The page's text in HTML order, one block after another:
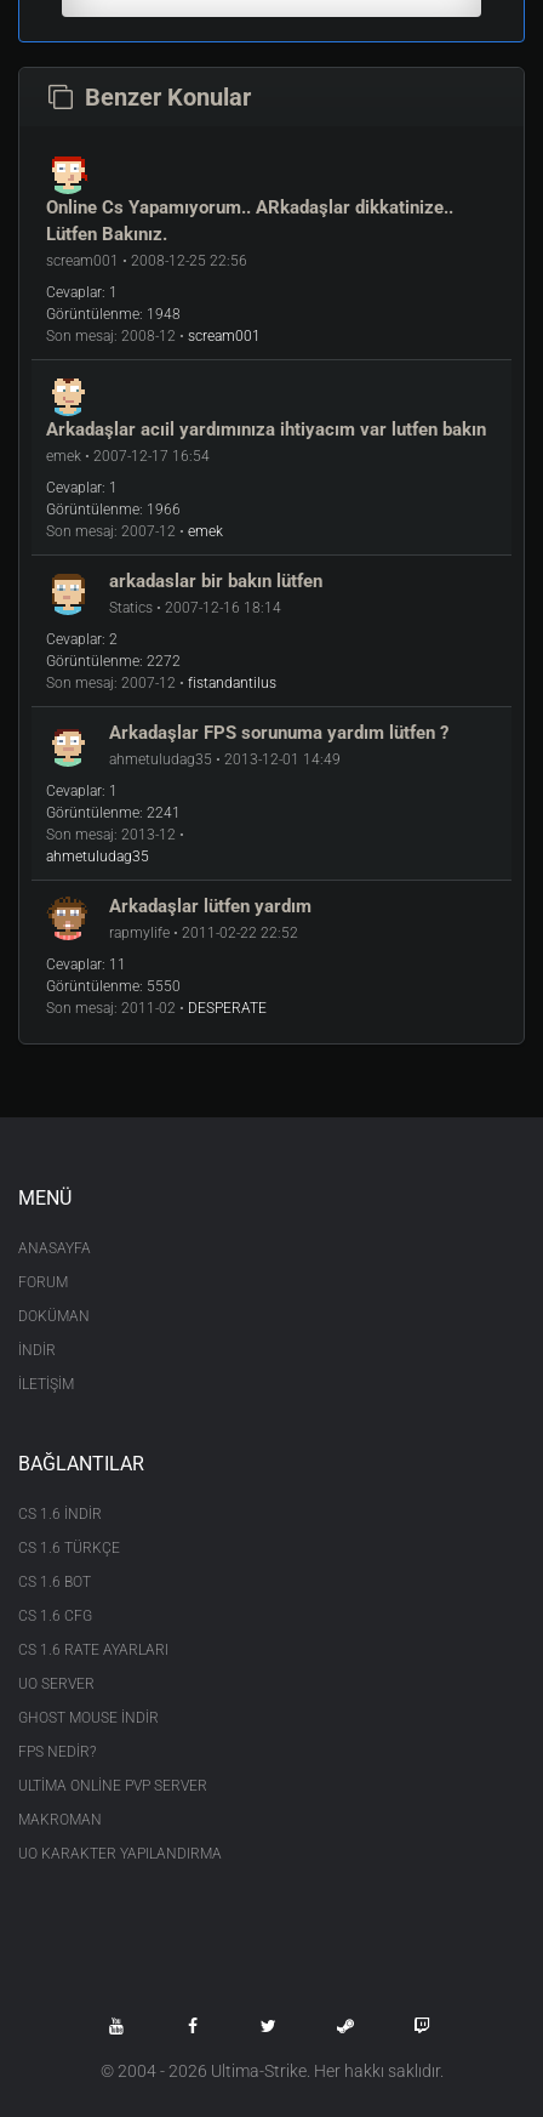
Benzer Konular
Online Cs Yapamıyorum.. ARkadaşlar dikkatinize..
Lütfen Bakınız.
scream001 • 2008-12-25 22:56
Cevaplar: 1
Görüntülenme: 1948
Son mesaj: 2008-12 • scream001
Arkadaşlar acıil yardımınıza ihtiyacım var lutfen bakın
emek • 2007-12-17 16:54
Cevaplar: 1
Görüntülenme: 1966
Son mesaj: 2007-12 • emek
arkadaslar bir bakın lütfen
Statics • 2007-12-16 18:14
Cevaplar: 2
Görüntülenme: 2272
Son mesaj: 2007-12 • fistandantilus
Arkadaşlar FPS sorunuma yardım lütfen ?
ahmetuludag35 • 2013-12-01 14:49
Cevaplar: 1
Görüntülenme: 2241
Son mesaj: 2013-12 •
ahmetuludag35
Arkadaşlar lütfen yardım
rapmylife • 2011-02-22 22:52
Cevaplar: 11
Görüntülenme: 5550
Son mesaj: 2011-02 • DESPERATE
MENÜ
ANASAYFA
FORUM
DOKÜMAN
İNDİR
İLETİŞİM
BAĞLANTILAR
CS 1.6 INDIR
CS 1.6 TÜRKÇE
CS 1.6 BOT
CS 1.6 CFG
CS 1.6 RATE AYARLARI
UO SERVER
GHOST MOUSE INDIR
FPS NEDIR?
ULTIMA ONLINE PVP SERVER
MAKROMAN
UO KARAKTER YAPILANDIRMA
© 2004 - 2026 Ultima-Strike. Her hakkı saklıdır.